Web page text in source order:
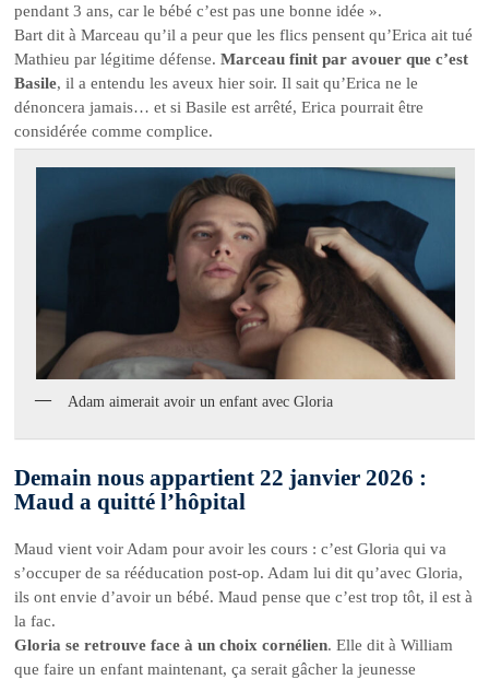
pendant 3 ans, car le bébé c’est pas une bonne idée ».
Bart dit à Marceau qu’il a peur que les flics pensent qu’Erica ait tué
Mathieu par légitime défense.Marceau finit par avouer que c’est
Basile, il a entendu les aveux hier soir. Il sait qu’Erica ne le
dénoncera jamais… et si Basile est arrêté, Erica pourrait être
considérée comme complice.
Adam aimerait avoir un enfant avec Gloria
Demain nous appartient 22 janvier 2026 :
Maud a quitté l’hôpital
Maud vient voir Adam pour avoir les cours : c’est Gloria qui va
s’occuper de sa rééducation post-op. Adam lui dit qu’avec Gloria,
ils ont envie d’avoir un bébé. Maud pense que c’est trop tôt, il est à
la fac.
Gloria se retrouve face à un choix cornélien. Elle dit à William
que faire un enfant maintenant, ça serait gâcher la jeunesse